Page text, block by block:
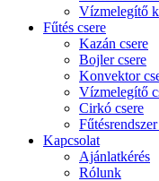
Vízmelegítő
Fűtés csere
Kazán csere
Bojler csere
Konvektor
Vízmelegítő
Cirkó csere
Kapcsolat
Ajánlatkérés
Rólunk